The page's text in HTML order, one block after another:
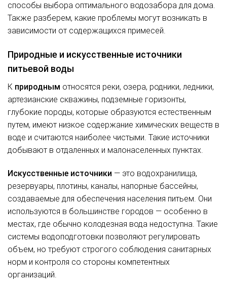
способы выбора оптимального водозабора для дома.
Также разберем, какие проблемы могут возникать в
зависимости от содержащихся примесей.
Природные и искусственные источники
питьевой воды
К природным относятся реки, озера, родники, ледники,
артезианские скважины, подземные горизонты,
глубокие породы, которые образуются естественным
путем, имеют низкое содержание химических веществ в
воде и считаются наиболее чистыми. Такие источники
добывают в отдаленных и малонаселенных пунктах.
Искусственные источники — это водохранилища,
резервуары, плотины, каналы, напорные бассейны,
создаваемые для обеспечения населения питьем. Они
используются в большинстве городов — особенно в
местах, где обычно колодезная вода недоступна. Такие
системы водоподготовки позволяют регулировать
объем, но требуют строгого соблюдения санитарных
норм и контроля со стороны компетентных
организаций.